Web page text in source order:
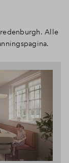
Alle